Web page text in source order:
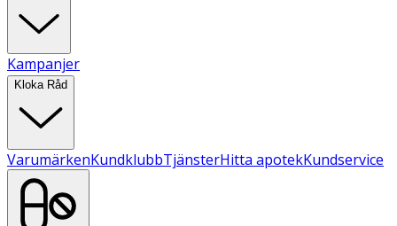
Kampanjer
Kloka Råd
VarumärkenKundklubbTjänsterHitta apotekKundservice